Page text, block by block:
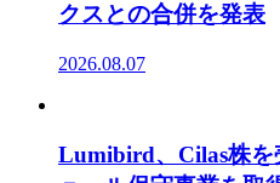
クスとの合併を発表
2026.08.07
Lumibird、Cilas株を